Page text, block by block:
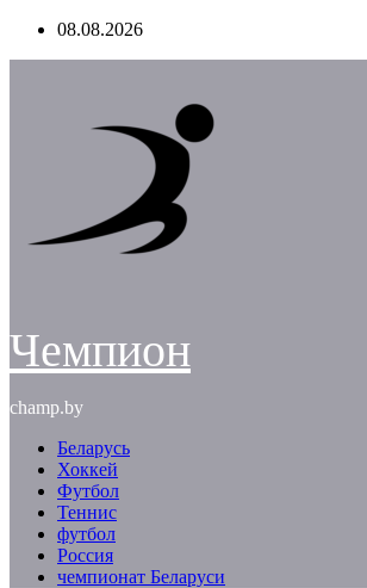
Перейти08.08.2026
Чемпион
champ.by
Беларусь
Хоккей
Футбол
Теннис
футбол
Россия
чемпионат Беларуси